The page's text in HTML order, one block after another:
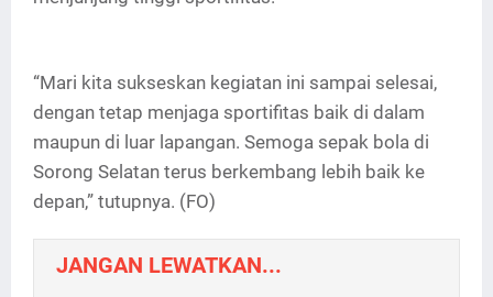
“Mari kita sukseskan kegiatan ini sampai selesai,
dengan tetap menjaga sportifitas baik di dalam
maupun di luar lapangan. Semoga sepak bola di
Sorong Selatan terus berkembang lebih baik ke
depan,” tutupnya. (FO)
JANGAN LEWATKAN...